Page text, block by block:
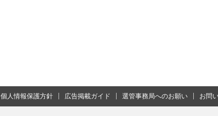
個人情報保護方針 広告掲載ガイド 選管事務局へのお願い お問